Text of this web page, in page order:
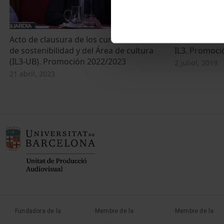
Acto de clausura de los cursos del Área
de sostenibilidad y del Área de cultura
(IL3-UB). Promoción 2022/2023
21 abril, 2023
IL3.
2 juliol, 2019
Fundadora de la Membre de la Membre de la